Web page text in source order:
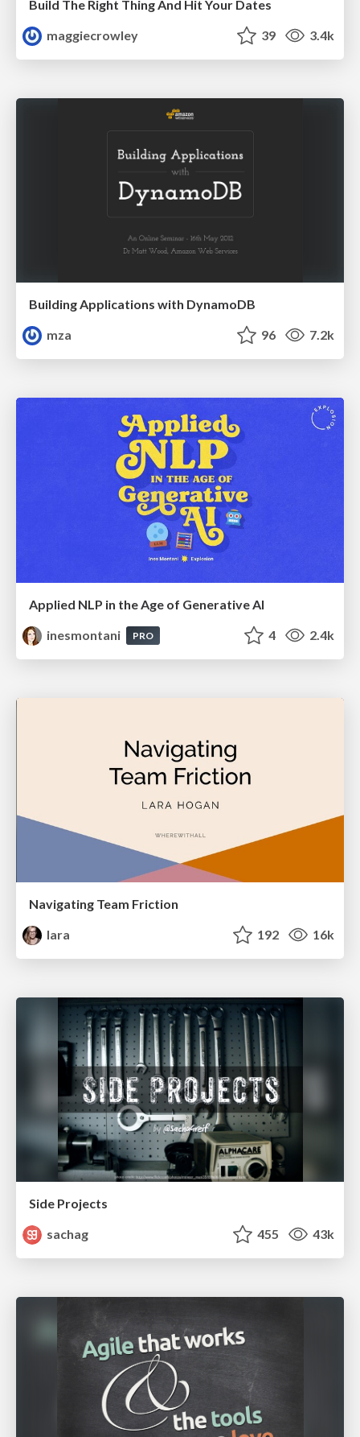
Build The Right Thing And Hit Your Dates
maggiecrowley
39 3.4k
Building Applications with DynamoDB
mza
96 7.2k
Applied NLP in the Age of Generative AI
inesmontani
PRO 4 2.4k
Navigating Team Friction
lara
192 16k
Side Projects
sachag
455 43k